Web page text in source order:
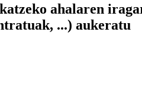
ahalaren
...) aukeratu